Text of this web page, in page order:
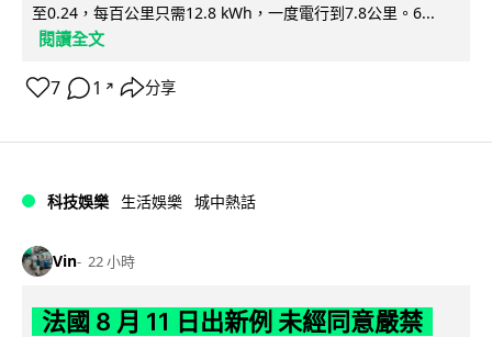
至0.24，每百公里只需12.8 kWh，一度電行到7.8公里。6...
閱讀全文
7 1 ↗ 分享
科技娛樂 生活娛樂 城中熱話
Vin 22 小時
法國 8 月 11 日出新例 未經同意嚴禁